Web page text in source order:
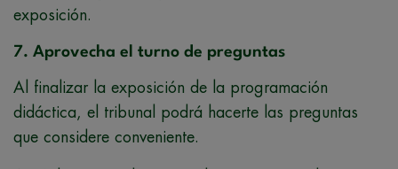
exposición.
7. Aprovecha el turno de preguntas
Al finalizar la exposición de la programación
didáctica, el tribunal podrá hacerte las preguntas
que considere conveniente.